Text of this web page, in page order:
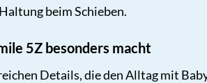
beim Schieben.
5Z besonders macht
Details, die den Alltag mit